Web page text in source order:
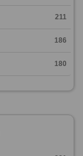
211
186
180